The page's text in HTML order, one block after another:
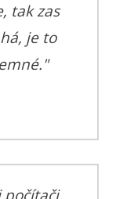
tak zas
je to
počítači.